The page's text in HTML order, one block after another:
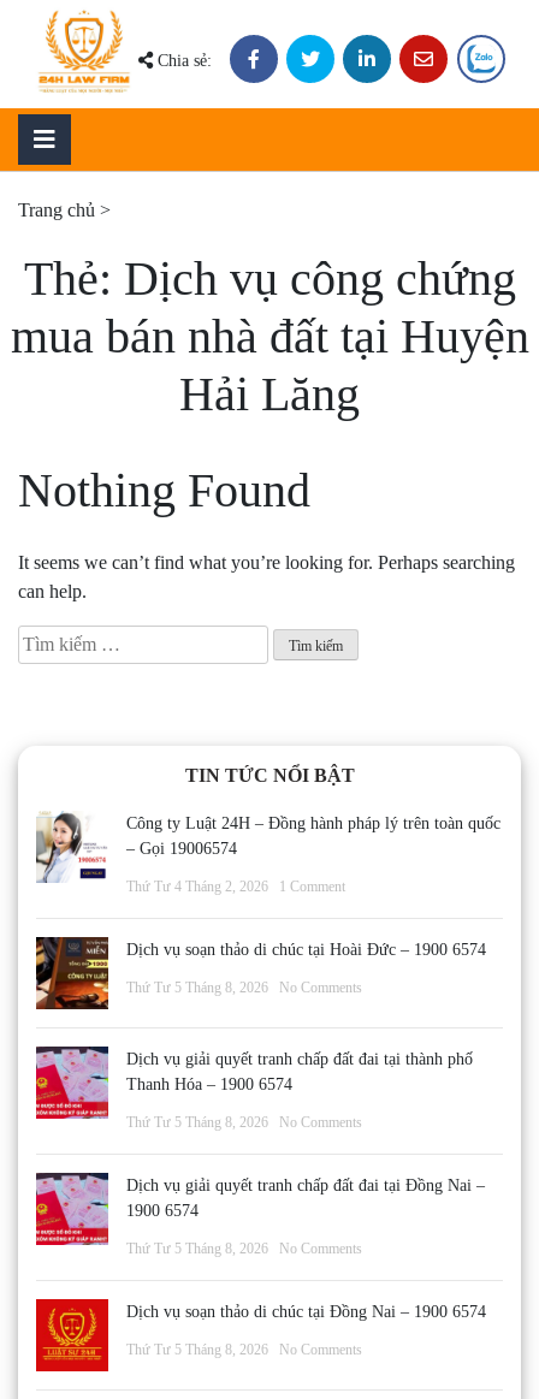
content
Chia sẻ:
Trang chủ >
Thẻ: Dịch vụ công chứng
mua bán nhà đất tại Huyện
Hải Lăng
Nothing Found
It seems we can’t find what you’re looking for. Perhaps searching
can help.
Tìm
kiếm
TIN TỨC NỔI BẬT
Công ty Luật 24H – Đồng hành pháp lý trên toàn quốc
– Gọi 19006574
Thứ Tư 4 Tháng 2, 2026 1 Comment
Dịch vụ soạn thảo di chúc tại Hoài Đức – 1900 6574
Thứ Tư 5 Tháng 8, 2026 No Comments
Dịch vụ giải quyết tranh chấp đất đai tại thành phố
Thanh Hóa – 1900 6574
Thứ Tư 5 Tháng 8, 2026 No Comments
Dịch vụ giải quyết tranh chấp đất đai tại Đồng Nai –
1900 6574
Thứ Tư 5 Tháng 8, 2026 No Comments
Dịch vụ soạn thảo di chúc tại Đồng Nai – 1900 6574
Thứ Tư 5 Tháng 8, 2026 No Comments